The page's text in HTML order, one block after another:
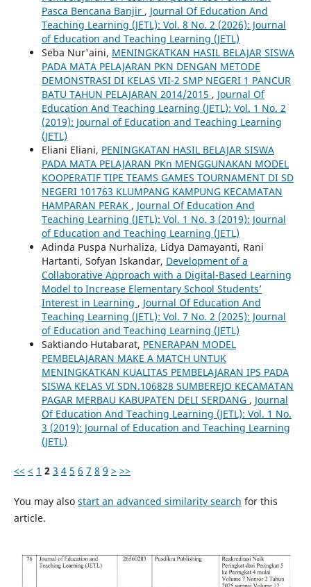
Pasca Bencana Banjir , Journal Of Education And
Teaching Learning (JETL): Vol. 8 No. 2 (2026): Journal
of Education and Teaching Learning (JETL)
Seba Nur'aini, MENINGKATKAN HASIL BELAJAR SISWA
PADA MATA PELAJARAN PKN DENGAN METODE
DEMONSTRASI DI KELAS VII-2 SMP NEGERI 1 PANCUR
BATU TAHUN PELAJARAN 2014/2015 , Journal Of
Education And Teaching Learning (JETL): Vol. 1 No. 2
(2019): Journal of Education and Teaching Learning
(JETL)
Eliani Eliani, PENINGKATAN HASIL BELAJAR SISWA
PADA MATA PELAJARAN PKn MENGGUNAKAN MODEL
KOOPERATIF TIPE TEAMS GAMES TOURNAMENT DI SD
NEGERI 101763 KLUMPANG KAMPUNG KECAMATAN
HAMPARAN PERAK , Journal Of Education And
Teaching Learning (JETL): Vol. 1 No. 3 (2019): Journal
of Education and Teaching Learning (JETL)
Adinda Puspa Nurhaliza, Lidya Damayanti, Rani
Hartanti, Sofyan Iskandar, Development of a
Collaborative Approach with a Digital-Based Learning
Model to Increase Elementary School Students’
Interest in Learning , Journal Of Education And
Teaching Learning (JETL): Vol. 7 No. 2 (2025): Journal
of Education and Teaching Learning (JETL)
Saktiando Hutabarat, PENERAPAN MODEL
PEMBELAJARAN MAKE A MATCH UNTUK
MENINGKATKAN KUALITAS PEMBELAJARAN IPS PADA
SISWA KELAS VI SDN.106828 SUMBEREJO KECAMATAN
PAGAR MERBAU KABUPATEN DELI SERDANG , Journal
Of Education And Teaching Learning (JETL): Vol. 1 No.
3 (2019): Journal of Education and Teaching Learning
(JETL)
<< < 1 2 3 4 5 6 7 8 9 > >>
You may also start an advanced similarity search for this
article.